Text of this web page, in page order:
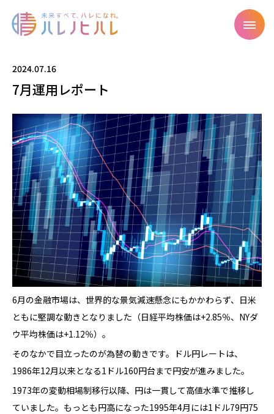
2024.07.16
7月運用レポート
6月の金融市場は、世界的な景気減速懸念にもかかわらず、日米
ともに堅調な動きとなりました（日経平均株価は+2.85％、NYダ
ウ平均株価は+1.12％）。
そのなかで目立ったのが為替の動きです。ドル円レートは、
1986年12月以来となる1ドル160円台まで円安が進みました。
1973年の変動相場制移行以降、円は一貫して高値水準で推移し
ていました。もっとも円高になった1995年4月には1ドル79円75